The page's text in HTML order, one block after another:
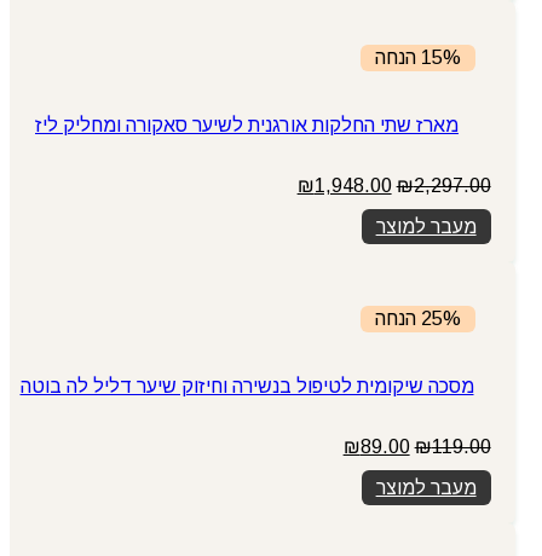
15% הנחה
מארז שתי החלקות אורגנית לשיער סאקורה ומחליק ליז
₪2,297.00
המחיר
המקורי
היה:
₪2,297.00.
₪1,948.00
מעבר למוצר
25% הנחה
מסכה שיקומית לטיפול בנשירה וחיזוק שיער דליל לה בוטה
₪119.00
המחיר
המקורי
היה:
₪119.00.
₪89.00
מעבר למוצר